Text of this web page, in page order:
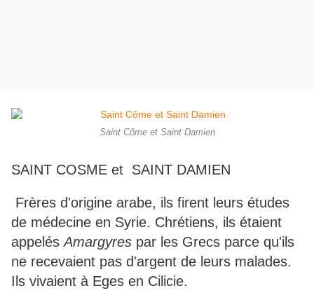
Saint Côme et Saint Damien
SAINT COSME et SAINT DAMIEN
Frères d'origine arabe, ils firent leurs études
de médecine en Syrie. Chrétiens, ils étaient
appelésAmargyres par les Grecs parce qu'ils
ne recevaient pas d'argent de leurs malades.
Ils vivaient à Eges en Cilicie.